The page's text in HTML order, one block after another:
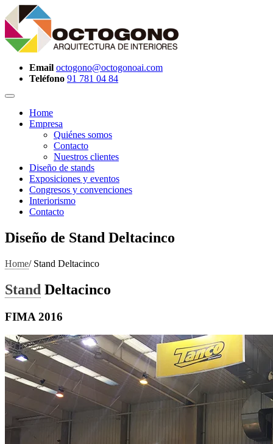
Email octogono@octogonoai.com
Teléfono 91 781 04 84
Home
Empresa
Quiénes somos
Contacto
Nuestros clientes
Diseño de stands
Exposiciones y eventos
Congresos y convenciones
Interiorismo
Contacto
Diseño de Stand Deltacinco
Home/ Stand Deltacinco
Stand Deltacinco
FIMA 2016